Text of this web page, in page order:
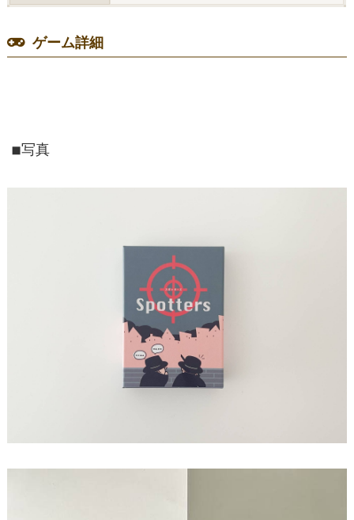
ゲーム詳細
◾︎写真